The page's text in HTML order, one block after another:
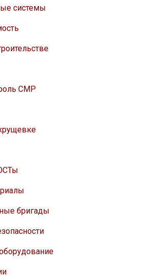
системы
СМР
бригады